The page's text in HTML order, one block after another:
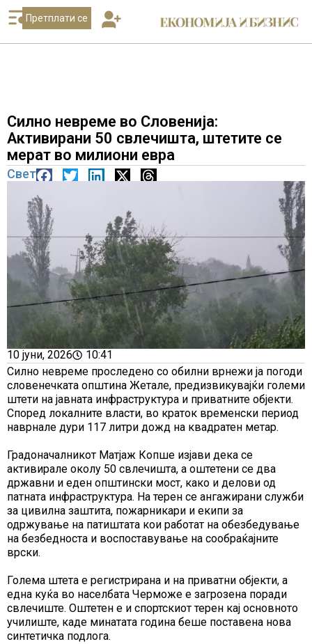
Претплати се
Силно невреме во Словенија:
Активирани 50 свлечишта, штетите се
мерат во милиони евра
Свет
10 јуни, 2026
10:41
Силно невреме проследено со обилни врнежи ја погоди
словенечката општина Жетале, предизвикувајќи големи
штети на јавната инфраструктура и приватните објекти.
Според локалните власти, во краток временски период
наврнале дури 117 литри дожд на квадратен метар.
Градоначалникот Матјаж Копше изјави дека се
активирале околу 50 свлечишта, а оштетени се два
државни и еден општински мост, како и делови од
патната инфраструктура. На терен се ангажирани служби
за цивилна заштита, пожарникари и екипи за
одржување на патиштата кои работат на обезбедување
на безбедноста и воспоставување на сообраќајните
врски.
Голема штета е регистрирана и на приватни објекти, а
една куќа во населбата Черможе е загрозена поради
свлечиште. Оштетен е и спортскиот терен кај основното
училиште, каде минатата година беше поставена нова
синтетичка подлога.